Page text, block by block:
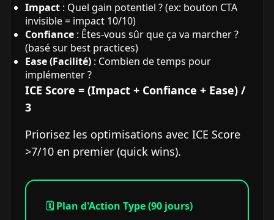
Impact : Quel gain potentiel ? (ex: bouton CTA
invisible = impact 10/10)
Confiance : Êtes-vous sûr que ça va marcher ?
(basé sur best practices)
Ease (Facilité) : Combien de temps pour
implémenter ?
ICE Score = (Impact + Confiance + Ease) /
3
Priorisez les optimisations avec ICE Score
>7/10 en premier (quick wins).
🗓️ Plan d'Action Type (90 jours)